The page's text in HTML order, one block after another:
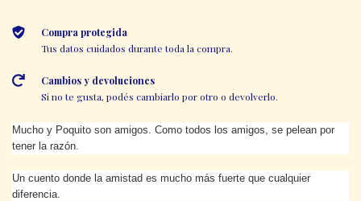
Compra protegida
Tus datos cuidados durante toda la compra.
Cambios y devoluciones
Si no te gusta, podés cambiarlo por otro o devolverlo.
Mucho y Poquito son amigos. Como todos los amigos, se pelean por
tener la razón.
Un cuento donde la amistad es mucho más fuerte que cualquier
diferencia.